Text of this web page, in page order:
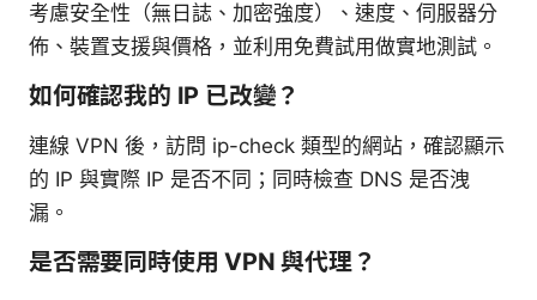
考慮安全性（無日誌、加密強度）、速度、伺服器分
佈、裝置支援與價格，並利用免費試用做實地測試。
如何確認我的 IP 已改變？
連線 VPN 後，訪問 ip-check 類型的網站，確認顯示
的 IP 與實際 IP 是否不同；同時檢查 DNS 是否洩
漏。
是否需要同時使用 VPN 與代理？